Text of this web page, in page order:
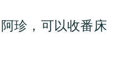
珍，可以收番床